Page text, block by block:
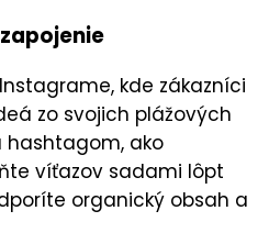
Instagrame, kde zákazníci
zo svojich plážových
hashtagom, ako
víťazov sadami lôpt
organický obsah a